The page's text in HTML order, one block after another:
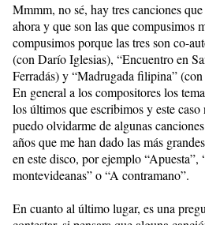
Mmmm, no sé, hay tres canciones
ahora y que son las que compusimos
compusimos porque las tres son co-
(con Darío Iglesias), “Encuentro en
Ferradás) y “Madrugada filipina”
En general a los compositores los
los últimos que escribimos y este
puedo olvidarme de algunas
años que me han dado las más
en este disco, por ejemplo “Apuesta”,
montevideanas” o “A contramano”.
En cuanto al último lugar, es una